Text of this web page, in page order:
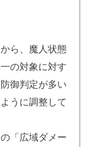
ら、魔人状態
の対象に対す
御判定が多い
うに調整して
「広域ダメー